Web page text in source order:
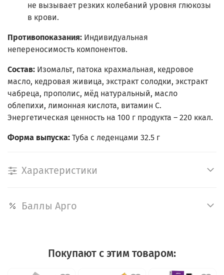
не вызывает резких колебаний уровня глюкозы
в крови.
Противопоказания: Индивидуальная
непереносимость компонентов.
Состав: Изомальт, патока крахмальная, кедровое
масло, кедровая живица, экстракт солодки, экстракт
чабреца, прополис, мёд натуральный, масло
облепихи, лимонная кислота, витамин С.
Энергетическая ценность на 100 г продукта – 220 ккал.
Форма выпуска: Туба с леденцами 32.5 г
Характеристики
Баллы Арго
Покупают с этим товаром: